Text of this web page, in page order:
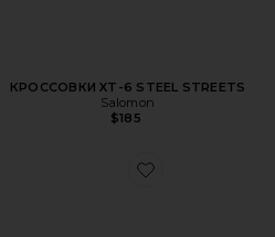
КРОССОВКИ XT-6 STEEL STREETS
Salomon
$185
Favorite КРОССОВКИ-